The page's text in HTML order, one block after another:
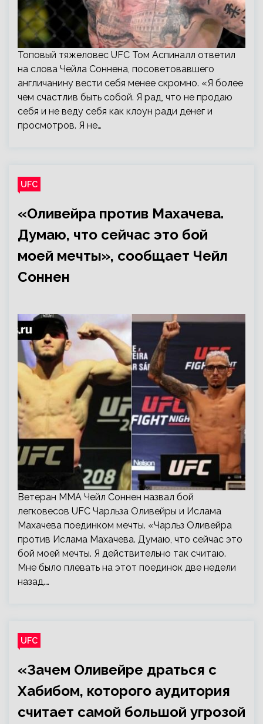
Топовый тяжеловес UFC Том Аспиналл ответил
на слова Чейла Соннена, посоветовавшего
англичанину вести себя менее скромно. «Я более
чем счастлив быть собой. Я рад, что не продаю
себя и не веду себя как клоун ради денег и
просмотров. Я не…
UFC
«Оливейра против Махачева.
Думаю, что сейчас это бой
моей мечты», сообщает Чейл
Соннен
Ветеран ММА Чейл Соннен назвал бой
легковесов UFC Чарльза Оливейры и Ислама
Махачева поединком мечты. «Чарльз Оливейра
против Ислама Махачева. Думаю, что сейчас это
бой моей мечты. Я действительно так считаю.
Мне было плевать на этот поединок две недели
назад.…
UFC
«Зачем Оливейре драться с
Хабибом, которого аудитория
считает самой большой угрозой